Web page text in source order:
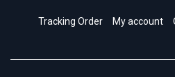
Tracking Order My account